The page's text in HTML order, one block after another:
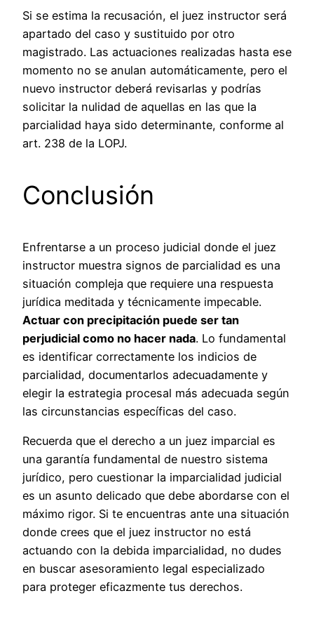
Si se estima la recusación, el juez instructor será
apartado del caso y sustituido por otro
magistrado. Las actuaciones realizadas hasta ese
momento no se anulan automáticamente, pero el
nuevo instructor deberá revisarlas y podrías
solicitar la nulidad de aquellas en las que la
parcialidad haya sido determinante, conforme al
art. 238 de la LOPJ.
Conclusión
Enfrentarse a un proceso judicial donde el juez
instructor muestra signos de parcialidad es una
situación compleja que requiere una respuesta
jurídica meditada y técnicamente impecable.
Actuar con precipitación puede ser tan
perjudicial como no hacer nada. Lo fundamental
es identificar correctamente los indicios de
parcialidad, documentarlos adecuadamente y
elegir la estrategia procesal más adecuada según
las circunstancias específicas del caso.
Recuerda que el derecho a un juez imparcial es
una garantía fundamental de nuestro sistema
jurídico, pero cuestionar la imparcialidad judicial
es un asunto delicado que debe abordarse con el
máximo rigor. Si te encuentras ante una situación
donde crees que el juez instructor no está
actuando con la debida imparcialidad, no dudes
en buscar asesoramiento legal especializado
para proteger eficazmente tus derechos.